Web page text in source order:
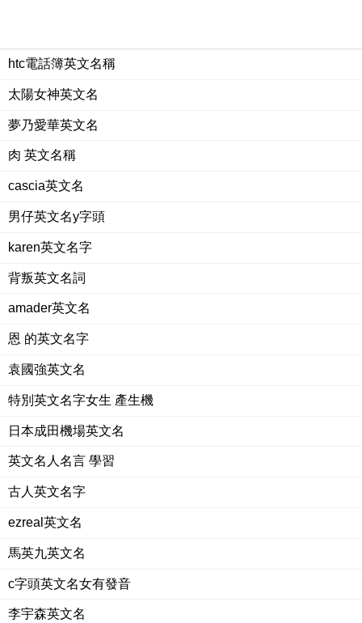
htc電話簿英文名稱
太陽女神英文名
夢乃愛華英文名
肉 英文名稱
cascia英文名
男仔英文名y字頭
karen英文名字
背叛英文名詞
amader英文名
恩 的英文名字
袁國強英文名
特別英文名字女生 產生機
日本成田機場英文名
英文名人名言 學習
古人英文名字
ezreal英文名
馬英九英文名
c字頭英文名女有發音
李宇森英文名